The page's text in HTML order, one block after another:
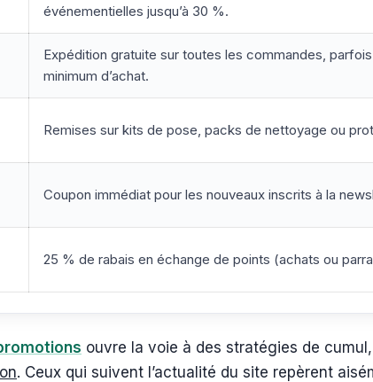
événementielles jusqu’à 30 %.
Expédition gratuite sur toutes les commandes,
minimum d’achat.
Remises sur kits de pose, packs de nettoyage ou
Coupon immédiat pour les nouveaux inscrits à la
25 % de rabais en échange de points (achats ou
ouvre la voie à des stratégies de
. Ceux qui suivent l’actualité du site repèrent